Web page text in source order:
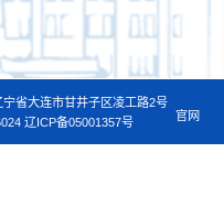
宁省大连市甘井子区凌工路2号
辽ICP备05001357号 官网